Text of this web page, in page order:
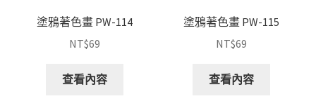
塗鴉著色畫 PW-114
NT$69
查看內容
塗鴉著色畫 PW-115
NT$69
查看內容